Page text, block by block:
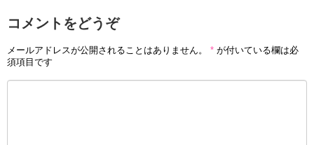
コメントをどうぞ
メールアドレスが公開されることはありません。 * が付いている欄は必
須項目です